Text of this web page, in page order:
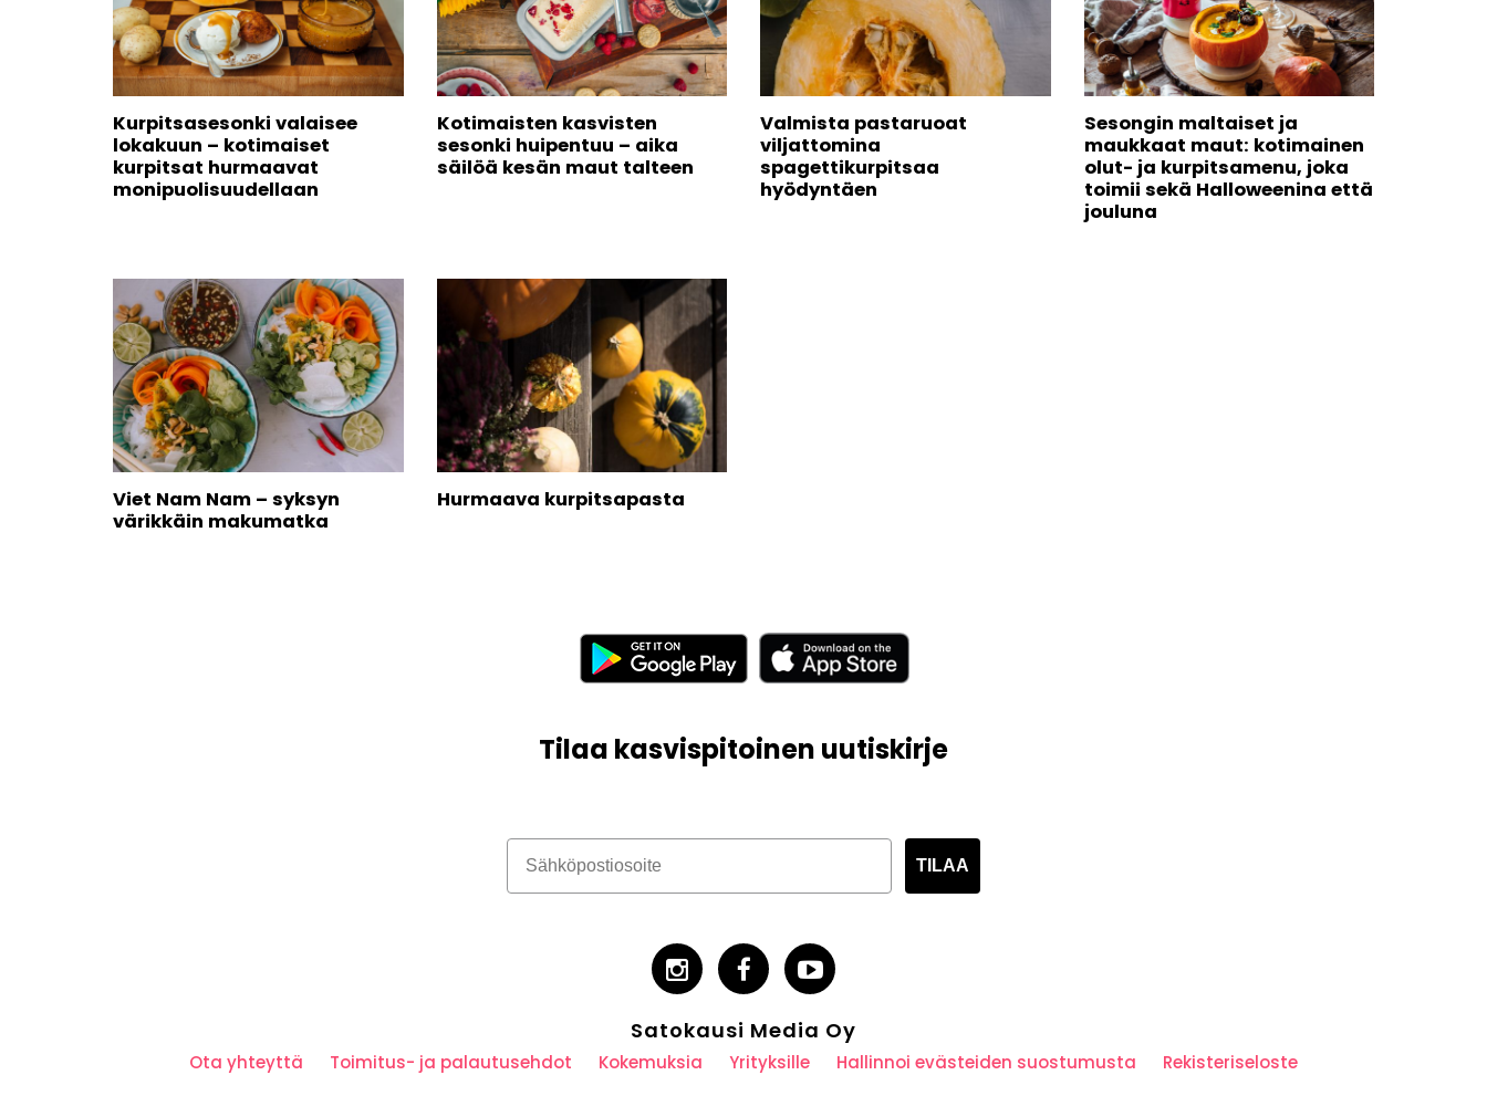
Kurpitsasesonki valaisee
lokakuun – kotimaiset
kurpitsat hurmaavat
monipuolisuudellaan
Kotimaisten kasvisten
sesonki huipentuu – aika
säilöä kesän maut talteen
Valmista pastaruoat
viljattomina
spagettikurpitsaa
hyödyntäen
Sesongin maltaiset ja
maukkaat maut: kotimainen
olut- ja kurpitsamenu, joka
toimii sekä Halloweenina että
jouluna
Viet Nam Nam – syksyn
värikkäin makumatka
Hurmaava kurpitsapasta
Tilaa kasvispitoinen uutiskirje
TILAA
Satokausi Media Oy
Ota yhteyttä Toimitus- ja palautusehdot Kokemuksia Yrityksille Hallinnoi evästeiden suostumusta Rekisteriseloste